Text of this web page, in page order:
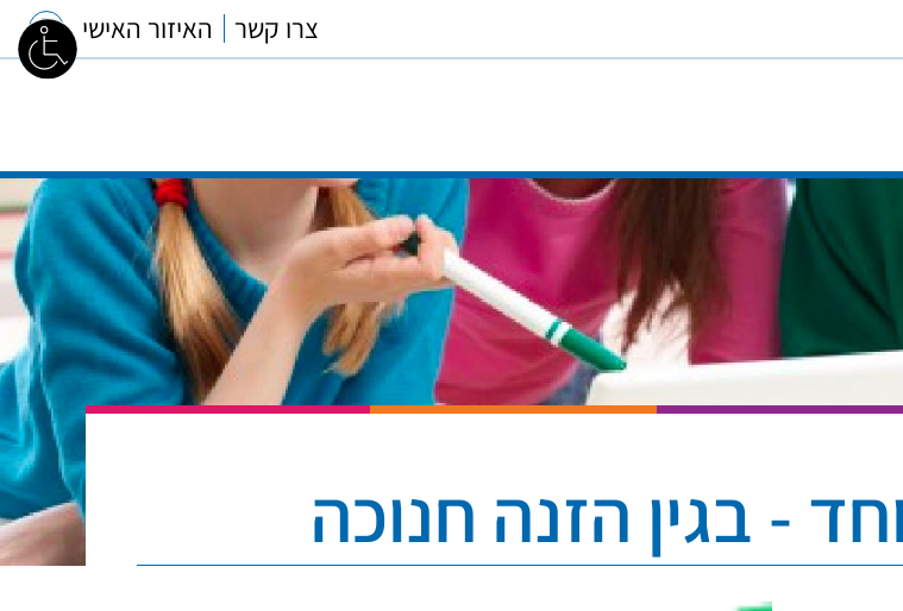
צרו קשר האיזור האישי
- בגין הזנה חנוכה